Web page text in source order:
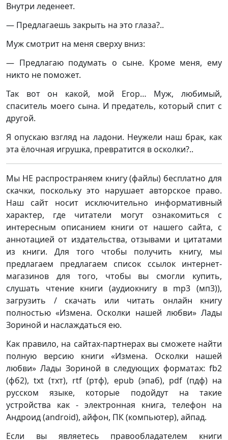
Внутри леденеет.
— Предлагаешь закрыть на это глаза?..
Муж смотрит на меня сверху вниз:
— Предлагаю подумать о сыне. Кроме меня, ему
никто не поможет.
Так вот он какой, мой Егор… Муж, любимый,
спаситель моего сына. И предатель, который спит с
другой.
Я опускаю взгляд на ладони. Неужели наш брак, как
эта ёлочная игрушка, превратится в осколки?..
Мы НЕ распространяем книгу (файлы) бесплатно для
скачки, поскольку это нарушает авторское право.
Наш сайт носит исключительно информативный
характер, где читатели могут ознакомиться с
интересным описанием книги от нашего сайта, с
аннотацией от издательства, отзывами и цитатами
из книги. Для того чтобы получить книгу, мы
предлагаем предлагаем список ссылок интернет-
магазинов для того, чтобы вы смогли купить,
слушать чтение книги (аудиокнигу в mp3 (мп3)),
загрузить / скачать или читать онлайн книгу
полностью «Измена. Осколки нашей любви» Лады
Зориной и наслаждаться ею.
Как правило, на сайтах-партнерах вы сможете найти
полную версию книги «Измена. Осколки нашей
любви» Лады Зориной в следующих форматах: fb2
(фб2), txt (тхт), rtf (ртф), epub (эпаб), pdf (пдф) на
русском языке, которые подойдут на такие
устройства как - электронная книга, телефон на
Андроид (android), айфон, ПК (компьютер), айпад.
Если вы являетесь правообладателем книги